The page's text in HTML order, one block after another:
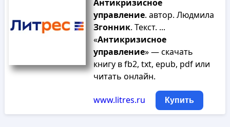
Антикризисное
управление. автор. Людмила
Згонник. Текст. ...
«Антикризисное
управление» — скачать
книгу в fb2, txt, epub, pdf или
читать онлайн.
www.litres.ru Купить